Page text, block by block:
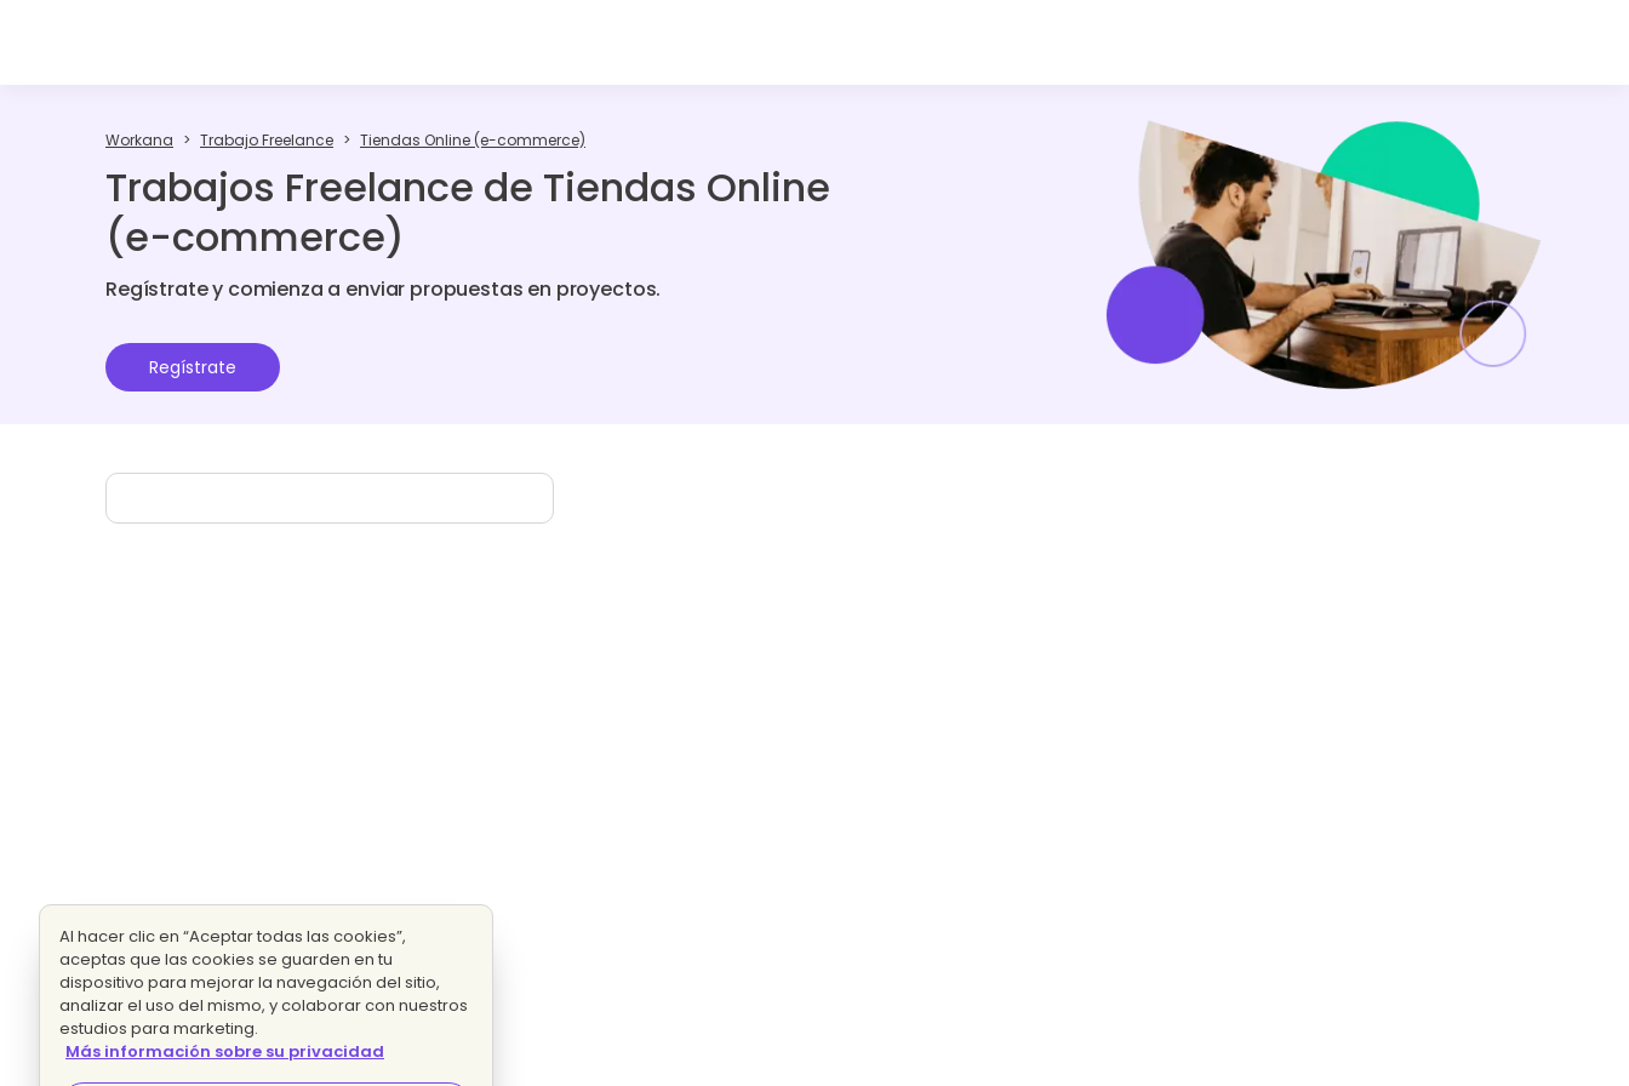
Workana Trabajo Freelance Tiendas Online (e-commerce)
Trabajos Freelance de Tiendas Online
(e-commerce)
Regístrate y comienza a enviar propuestas en proyectos.
Regístrate
Al hacer clic en “Aceptar todas las cookies”,
aceptas que las cookies se guarden en tu
dispositivo para mejorar la navegación del sitio,
analizar el uso del mismo, y colaborar con nuestros
estudios para marketing.
Más información sobre su privacidad